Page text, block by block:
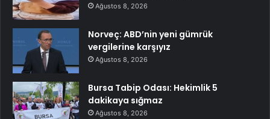
Ağustos 8, 2026
Norveç: ABD’nin yeni gümrük
vergilerine karşıyız
Ağustos 8, 2026
Bursa Tabip Odası: Hekimlik 5
dakikaya sığmaz
Ağustos 8, 2026